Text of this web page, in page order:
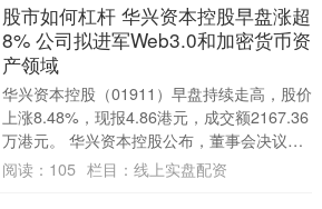
股市如何杠杆 华兴资本控股早盘涨超
8% 公司拟进军Web3.0和加密货币资
产领域
华兴资本控股（01911）早盘持续走高，股价
上涨8.48%，现报4.86港元，成交额2167.36
万港元。 华兴资本控股公布，董事会决议在
稳固华兴现有业务的同时....
阅读： 105 栏目： 线上实盘配资